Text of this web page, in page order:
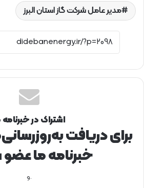
مدیر عامل شرکت گاز استان البرز
اشتراک در خبرنامه
برای دریافت
خبرنامه ما
.و